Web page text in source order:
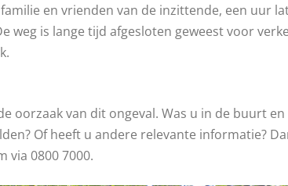
en vrienden van de inzittende, een uur
weg is lange tijd afgesloten geweest voor
oorzaak van dit ongeval. Was u in de buurt
Of heeft u andere relevante informatie?
via 0800 7000.